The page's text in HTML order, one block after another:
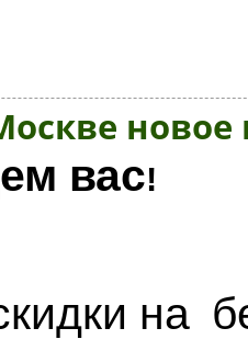
вас!
на